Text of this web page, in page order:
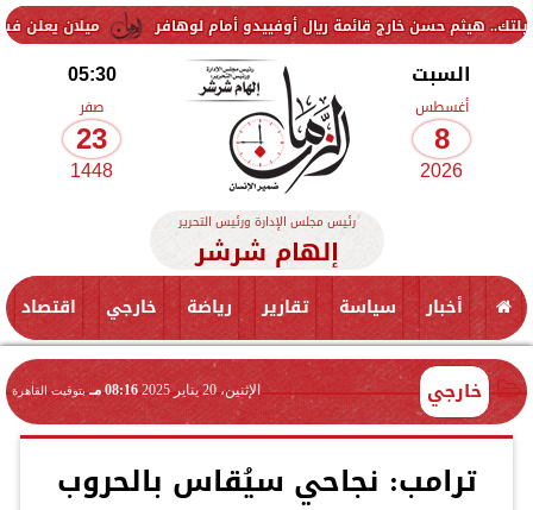
ميلان يعلن فسخ عقد خارج قائمة ريال أوفييدو أمام لوهافر
السبت
أغسطس
8
2026
05:30
صفر
23
1448
رئيس مجلس الإدارة ورئيس التحرير
إلهام شرشر
أخبار سياسة تقارير رياضة خارجي اقتصاد
خارجي الإثنين، 20 يناير 2025 08:16 مـ بتوقيت القاهرة
ترامب: نجاحي سيُقاس بالحروب